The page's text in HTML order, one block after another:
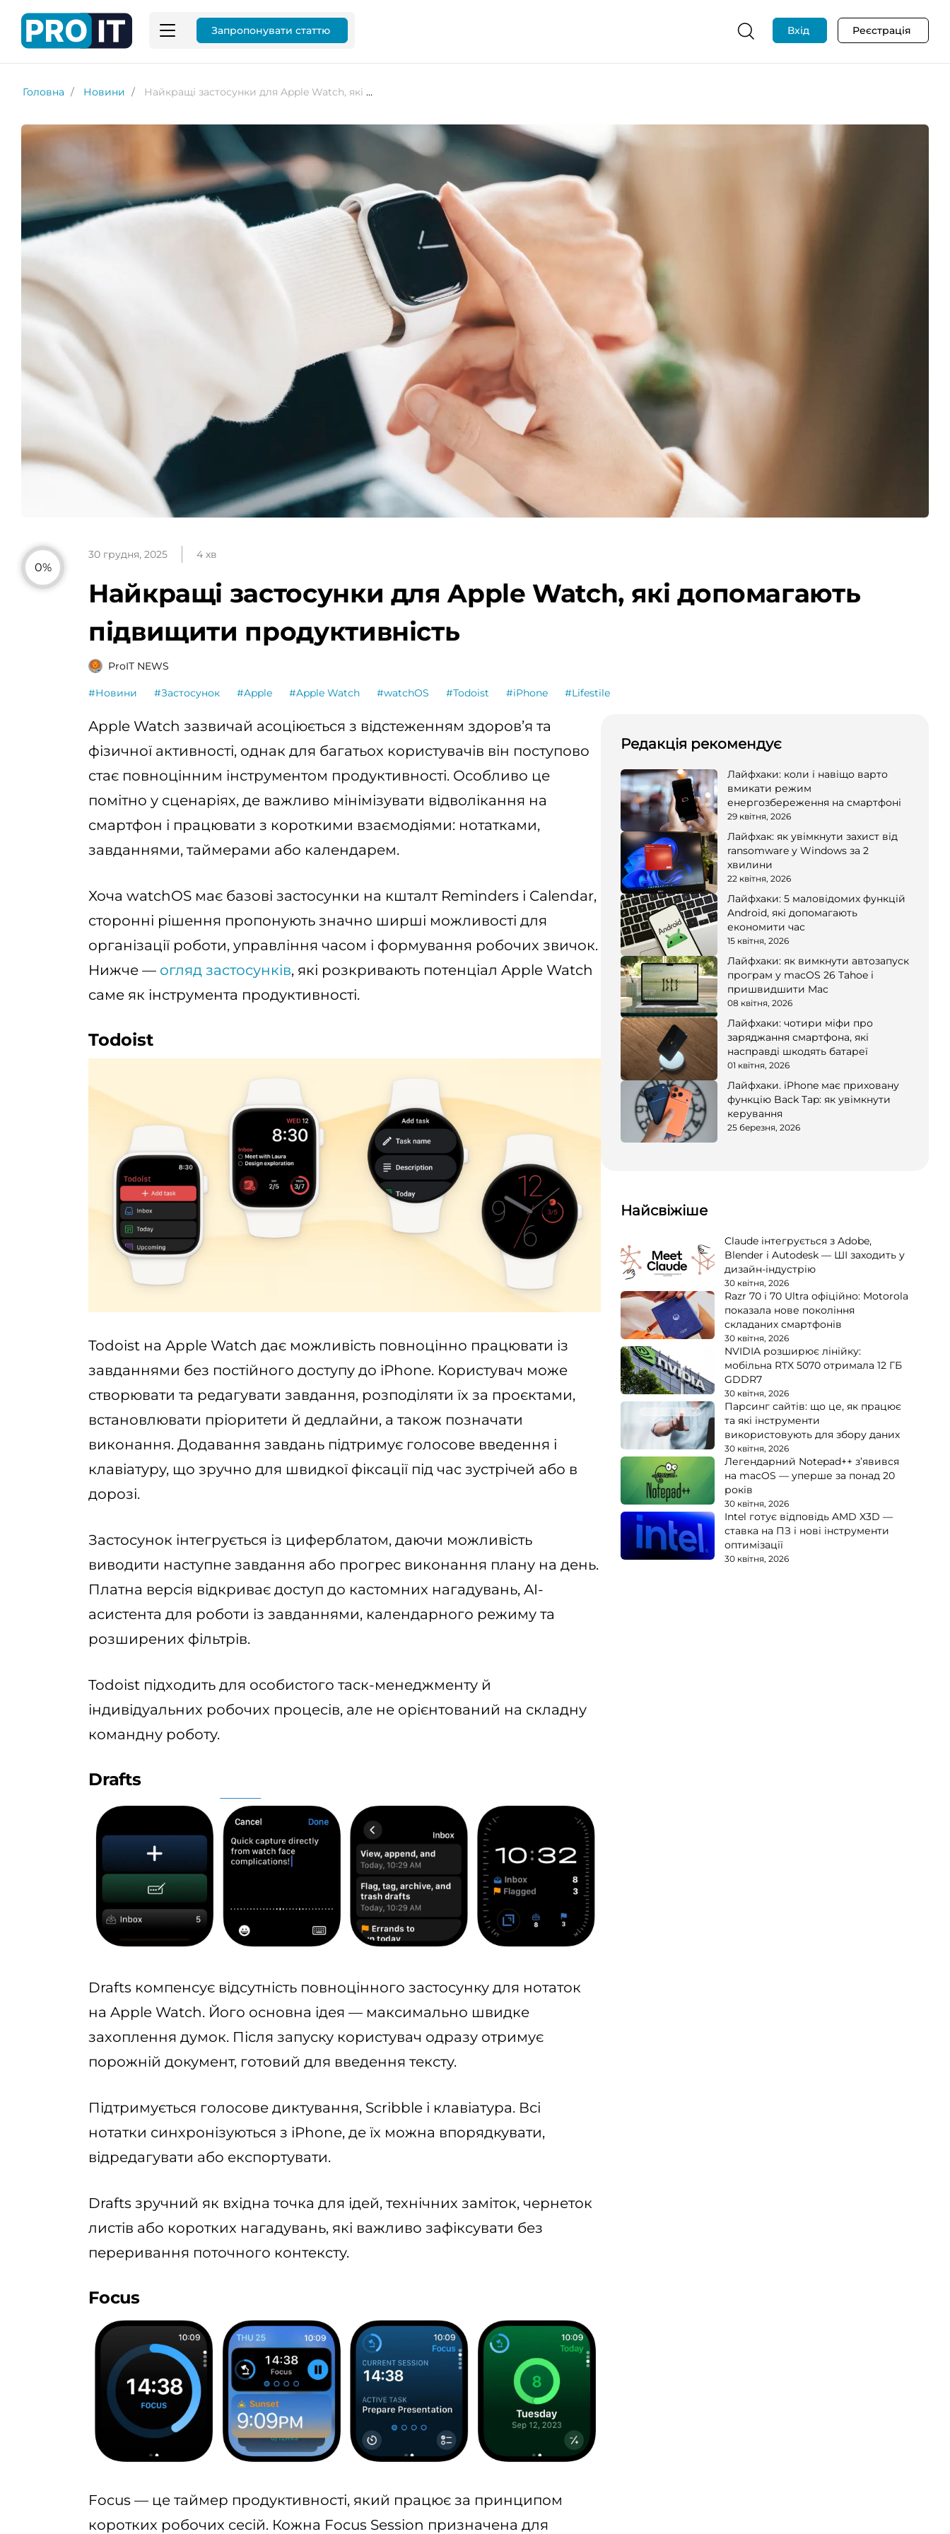
Запропонувати статтю Вхід Реєстрація
Головна Новини Найкращі застосунки для Apple Watch, які допомагають підвищити продуктивність
0%
30 грудня, 2025 4 хв
Найкращі застосунки для Apple Watch, які допомагають
підвищити продуктивність
ProIT NEWS
#Новини #Застосунок #Apple #Apple Watch #watchOS #Todoist #iPhone #Lifestile
Apple Watch зазвичай асоціюється з відстеженням здоров’я та
фізичної активності, однак для багатьох користувачів він поступово
стає повноцінним інструментом продуктивності. Особливо це
помітно у сценаріях, де важливо мінімізувати відволікання на
смартфон і працювати з короткими взаємодіями: нотатками,
завданнями, таймерами або календарем.
Хоча watchOS має базові застосунки на кшталт Reminders і Calendar,
сторонні рішення пропонують значно ширші можливості для
організації роботи, управління часом і формування робочих звичок.
Нижче — огляд застосунків, які розкривають потенціал Apple Watch
саме як інструмента продуктивності.
Todoist
Todoist на Apple Watch дає можливість повноцінно працювати із
завданнями без постійного доступу до iPhone. Користувач може
створювати та редагувати завдання, розподіляти їх за проєктами,
встановлювати пріоритети й дедлайни, а також позначати
виконання. Додавання завдань підтримує голосове введення і
клавіатуру, що зручно для швидкої фіксації під час зустрічей або в
дорозі.
Застосунок інтегрується із циферблатом, даючи можливість
виводити наступне завдання або прогрес виконання плану на день.
Платна версія відкриває доступ до кастомних нагадувань, AI-
асистента для роботи із завданнями, календарного режиму та
розширених фільтрів.
Todoist підходить для особистого таск-менеджменту й
індивідуальних робочих процесів, але не орієнтований на складну
командну роботу.
Drafts
Drafts компенсує відсутність повноцінного застосунку для нотаток
на Apple Watch. Його основна ідея — максимально швидке
захоплення думок. Після запуску користувач одразу отримує
порожній документ, готовий для введення тексту.
Підтримується голосове диктування, Scribble і клавіатура. Всі
нотатки синхронізуються з iPhone, де їх можна впорядкувати,
відредагувати або експортувати.
Drafts зручний як вхідна точка для ідей, технічних заміток, чернеток
листів або коротких нагадувань, які важливо зафіксувати без
переривання поточного контексту.
Focus
Focus — це таймер продуктивності, який працює за принципом
коротких робочих сесій. Кожна Focus Session призначена для
Редакція рекомендує
Лайфхаки: коли і навіщо варто
вмикати режим
енергозбереження на смартфоні
29 квітня, 2026
Лайфхак: як увімкнути захист від
ransomware у Windows за 2
хвилини
22 квітня, 2026
Лайфхаки: 5 маловідомих функцій
Android, які допомагають
економити час
15 квітня, 2026
Лайфхаки: як вимкнути автозапуск
програм у macOS 26 Tahoe і
пришвидшити Mac
08 квітня, 2026
Лайфхаки: чотири міфи про
заряджання смартфона, які
насправді шкодять батареї
01 квітня, 2026
Лайфхаки. iPhone має приховану
функцію Back Tap: як увімкнути
керування
25 березня, 2026
Найсвіжіше
Claude інтегрується з Adobe,
Blender і Autodesk — ШІ заходить у
дизайн-індустрію
30 квітня, 2026
Razr 70 і 70 Ultra офіційно: Motorola
показала нове покоління
складаних смартфонів
30 квітня, 2026
NVIDIA розширює лінійку:
мобільна RTX 5070 отримала 12 ГБ
GDDR7
30 квітня, 2026
Парсинг сайтів: що це, як працює
та які інструменти
використовують для збору даних
30 квітня, 2026
Легендарний Notepad++ з’явився
на macOS — уперше за понад 20
років
30 квітня, 2026
Intel готує відповідь AMD X3D —
ставка на ПЗ і нові інструменти
оптимізації
30 квітня, 2026